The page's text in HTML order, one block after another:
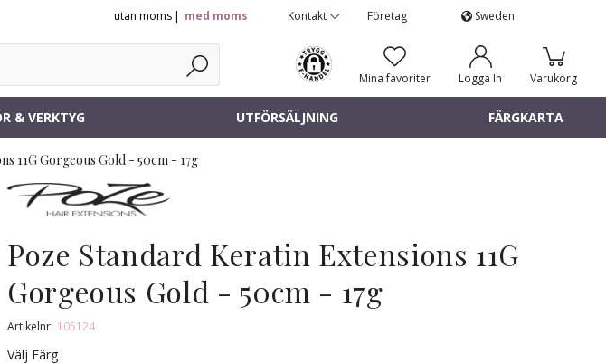
utan moms med moms Kontakt Företag Sweden
Varukorg
Logga In
Mina favoriter
& VERKTYG UTFÖRSÄLJNING FÄRGKARTA
11G Gorgeous Gold - 50cm - 17g
Poze Standard Keratin Extensions 11G
Gorgeous Gold - 50cm - 17g
Artikelnr: 105124
Välj Färg